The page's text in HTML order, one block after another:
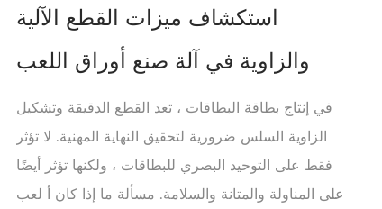
استكشاف ميزات القطع الآلية
والزاوية في آلة صنع أوراق اللعب
في إنتاج بطاقة البطاقات ، تعد القطع الدقيقة وتشكيل
الزاوية السلس ضرورية لتحقيق النهاية المهنية. لا تؤثر
فقط على التوحيد البصري للبطاقات ، ولكنها تؤثر أيضًا
على المناولة والمتانة والسلامة. مسألة ما إذا كان أ لعب